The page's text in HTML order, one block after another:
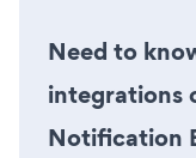
Need to
integrations
Notification